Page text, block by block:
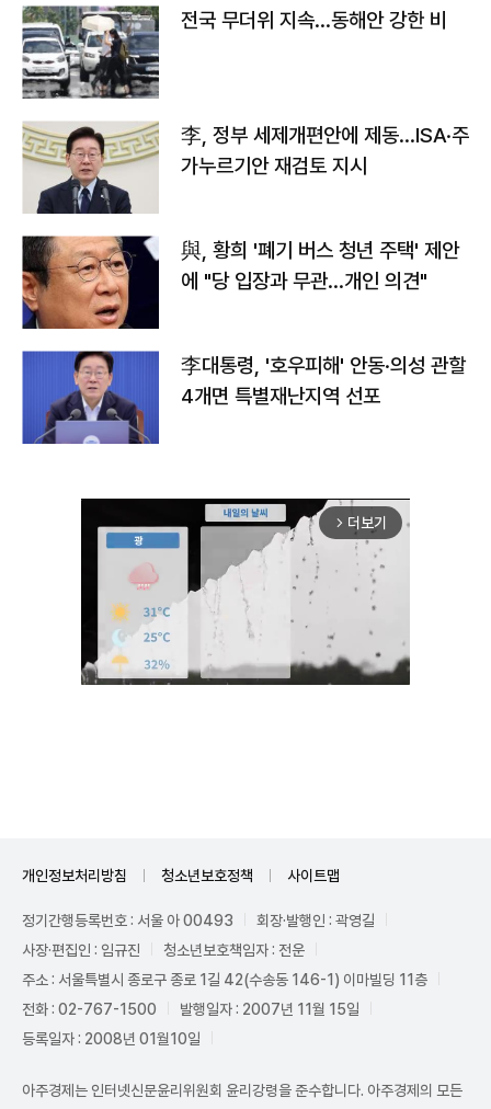
전국 무더위 지속…동해안 강한 비
李, 정부 세제개편안에 제동…ISA·주
가누르기안 재검토 지시
與, 황희 '폐기 버스 청년 주택' 제안
에 "당 입장과 무관…개인 의견"
李대통령, '호우피해' 안동·의성 관할
4개면 특별재난지역 선포
arrow_forward_ios 더보기
개인정보처리방침 청소년보호정책 사이트맵
정기간행등록번호 : 서울 아 00493
회장·발행인 : 곽영길
사장·편집인 : 임규진
청소년보호책임자 : 전운
주소 : 서울특별시 종로구 종로 1길 42(수송동 146-1) 이마빌딩 11층
전화 : 02-767-1500
발행일자 : 2007년 11월 15일
등록일자 : 2008년 01월10일
아주경제는 인터넷신문윤리위원회 윤리강령을 준수합니다. 아주경제의 모든